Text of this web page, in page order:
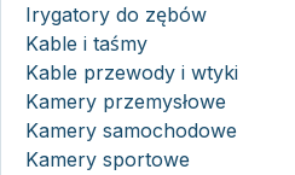
Irygatory do zębów
Kable i taśmy
Kable przewody i wtyki
Kamery przemysłowe
Kamery samochodowe
Kamery sportowe